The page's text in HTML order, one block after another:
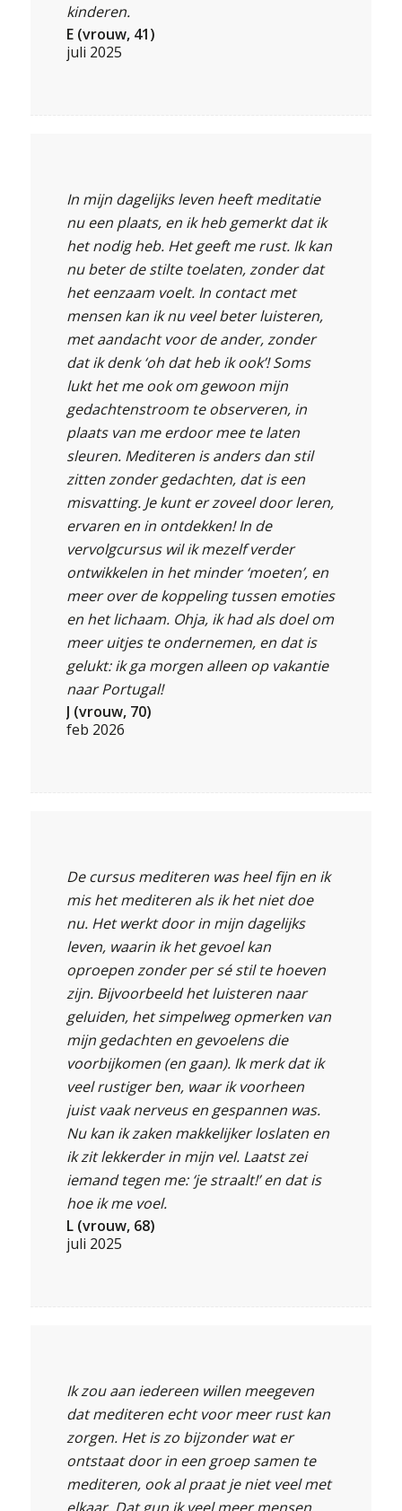
kinderen.
E (vrouw, 41)
juli 2025
In mijn dagelijks leven heeft meditatie
nu een plaats, en ik heb gemerkt dat ik
het nodig heb. Het geeft me rust. Ik kan
nu beter de stilte toelaten, zonder dat
het eenzaam voelt. In contact met
mensen kan ik nu veel beter luisteren,
met aandacht voor de ander, zonder
dat ik denk ‘oh dat heb ik ook’! Soms
lukt het me ook om gewoon mijn
gedachtenstroom te observeren, in
plaats van me erdoor mee te laten
sleuren. Mediteren is anders dan stil
zitten zonder gedachten, dat is een
misvatting. Je kunt er zoveel door leren,
ervaren en in ontdekken! In de
vervolgcursus wil ik mezelf verder
ontwikkelen in het minder ‘moeten’, en
meer over de koppeling tussen emoties
en het lichaam. Ohja, ik had als doel om
meer uitjes te ondernemen, en dat is
gelukt: ik ga morgen alleen op vakantie
naar Portugal!
J (vrouw, 70)
feb 2026
De cursus mediteren was heel fijn en ik
mis het mediteren als ik het niet doe
nu. Het werkt door in mijn dagelijks
leven, waarin ik het gevoel kan
oproepen zonder per sé stil te hoeven
zijn. Bijvoorbeeld het luisteren naar
geluiden, het simpelweg opmerken van
mijn gedachten en gevoelens die
voorbijkomen (en gaan). Ik merk dat ik
veel rustiger ben, waar ik voorheen
juist vaak nerveus en gespannen was.
Nu kan ik zaken makkelijker loslaten en
ik zit lekkerder in mijn vel. Laatst zei
iemand tegen me: ‘je straalt!’ en dat is
hoe ik me voel.
L (vrouw, 68)
juli 2025
Ik zou aan iedereen willen meegeven
dat mediteren echt voor meer rust kan
zorgen. Het is zo bijzonder wat er
ontstaat door in een groep samen te
mediteren, ook al praat je niet veel met